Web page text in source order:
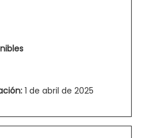
1 de abril de 2025